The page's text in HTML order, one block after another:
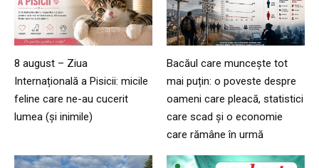
8 august – Ziua
Internațională a Pisicii: micile
feline care ne-au cucerit
lumea (și inimile)
Bacăul care muncește tot
mai puțin: o poveste despre
oameni care pleacă, statistici
care scad și o economie
care rămâne în urmă